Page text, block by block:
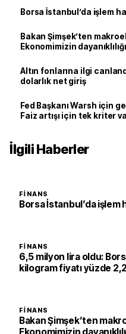
Borsa İstanbul’da işlem
Bakan Şimşek’ten
Ekonomimizin
Altın fonlarına ilgi
dolarlık net giriş
Fed Başkanı Warsh için
Faiz artışı için tek kriter
İlgili Haberler
FINANS
Borsa İstanbul’da işlem
FINANS
6,5 milyon lira oldu:
kilogram fiyatı yüzde
FINANS
Bakan Şimşek’ten